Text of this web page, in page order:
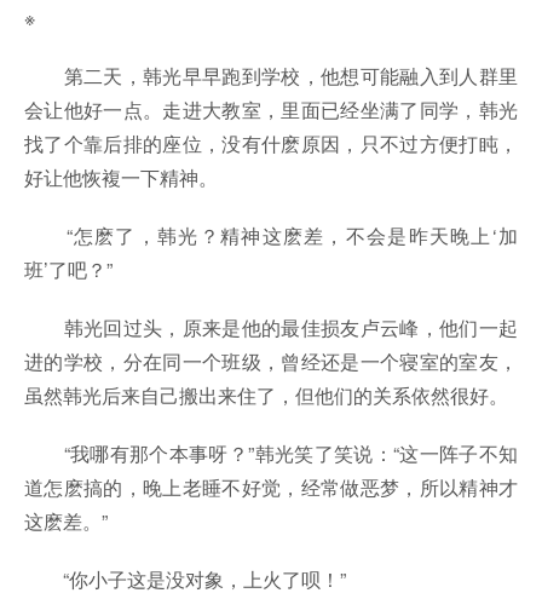
※
第二天，韩光早早跑到学校，他想可能融入到人群里
会让他好一点。走进大教室，里面已经坐满了同学，韩光
找了个靠后排的座位，没有什麽原因，只不过方便打盹，
好让他恢複一下精神。
“怎麽了，韩光？精神这麽差，不会是昨天晚上‘加
班’了吧？”
韩光回过头，原来是他的最佳损友卢云峰，他们一起
进的学校，分在同一个班级，曾经还是一个寝室的室友，
虽然韩光后来自己搬出来住了，但他们的关系依然很好。
“我哪有那个本事呀？”韩光笑了笑说：“这一阵子不知
道怎麽搞的，晚上老睡不好觉，经常做恶梦，所以精神才
这麽差。”
“你小子这是没对象，上火了呗！”